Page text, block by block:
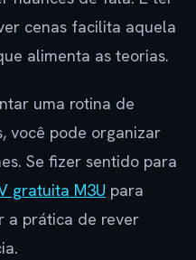
cenas facilita aquela
alimenta as teorias.
uma rotina de
você pode organizar
Se fizer sentido para
gratuita M3U para
a prática de rever